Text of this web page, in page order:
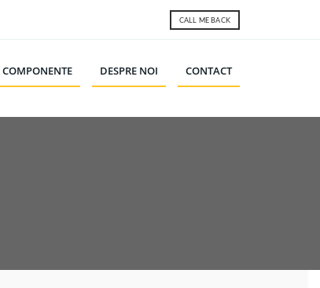
CALL ME BACK
COMPONENTE DESPRE NOI CONTACT